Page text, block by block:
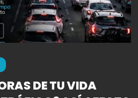
DE TU VIDA